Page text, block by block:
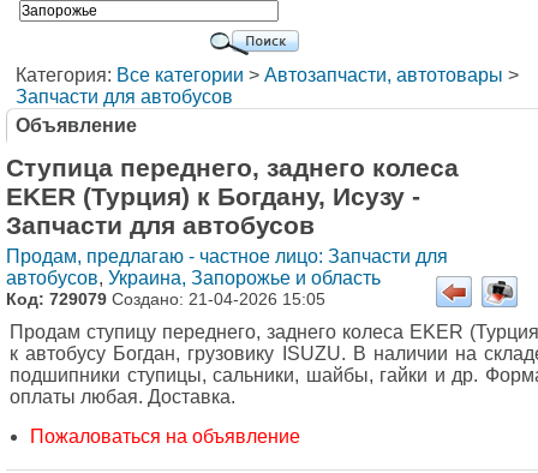
Категория: Все категории > Автозапчасти, автотовары >
Запчасти для автобусов
Объявление
Ступица переднего, заднего колеса
EKER (Турция) к Богдану, Исузу -
Запчасти для автобусов
Продам, предлагаю - частное лицо: Запчасти для
автобусов, Украина, Запорожье и область
Код: 729079 Создано: 21-04-2026 15:05
Продам ступицу переднего, заднего колеса EKER
к автобусу Богдан, грузовику ISUZU. В наличии на
подшипники ступицы, сальники, шайбы, гайки и др.
оплаты любая. Доставка.
Пожаловаться на объявление